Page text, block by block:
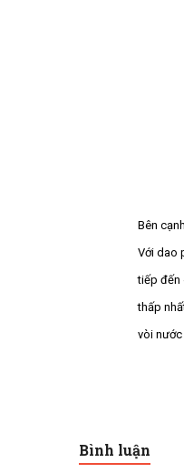
Bên
Với dao
tiếp đến
thấp
vòi
Bình luận